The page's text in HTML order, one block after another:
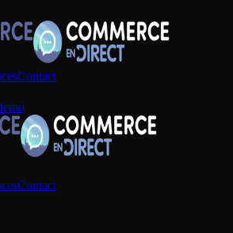
Contact
Contact